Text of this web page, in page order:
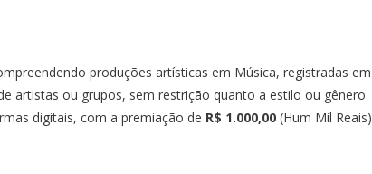
produções artísticas em Música, registradas em
artistas ou grupos, sem restrição quanto a estilo ou gênero
digitais, com a premiação de R$ 1.000,00 (Hum Mil Reais)